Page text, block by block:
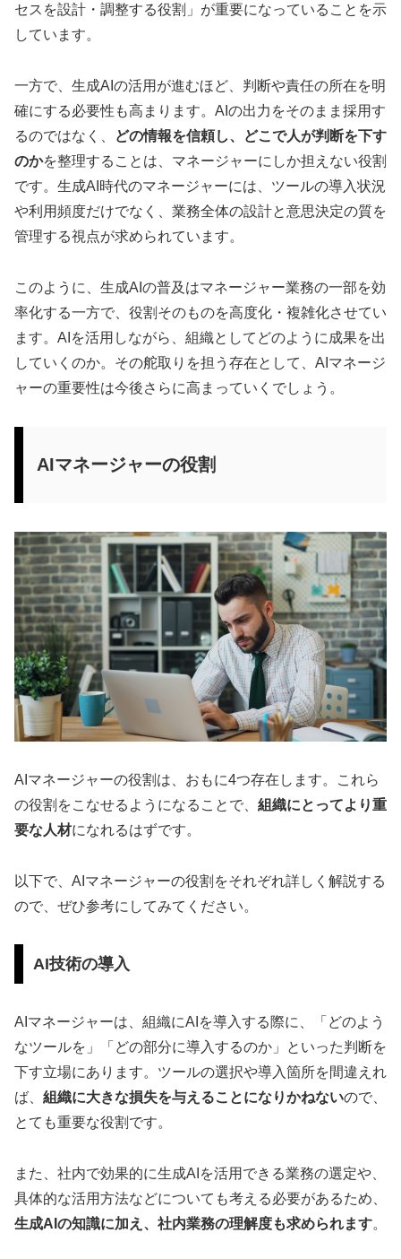
セスを設計・調整する役割」が重要になっていることを示
しています。
一方で、生成AIの活用が進むほど、判断や責任の所在を明
確にする必要性も高まります。AIの出力をそのまま採用す
るのではなく、
どの情報を信頼し、どこで人が判断を下す
のかを整理することは、マネージャーにしか担えない役割
です。生成AI時代のマネージャーには、ツールの導入状況
や利用頻度だけでなく、業務全体の設計と意思決定の質を
管理する視点が求められています。
このように、生成AIの普及はマネージャー業務の一部を効
率化する一方で、役割そのものを高度化・複雑化させてい
ます。AIを活用しながら、組織としてどのように成果を出
していくのか。その舵取りを担う存在として、AIマネージ
ャーの重要性は今後さらに高まっていくでしょう。
AIマネージャーの役割
AIマネージャーの役割は、おもに4つ存在します。これら
の役割をこなせるようになることで、 組織にとってより重
要な人材になれるはずです。
以下で、AIマネージャーの役割をそれぞれ詳しく解説する
ので、ぜひ参考にしてみてください。
AI技術の導入
AIマネージャーは、組織にAIを導入する際に、「どのよう
なツールを」「どの部分に導入するのか」といった判断を
下す立場にあります。ツールの選択や導入箇所を間違えれ
ば、 組織に大きな損失を与えることになりかねないので、
とても重要な役割です。
また、社内で効果的に生成AIを活用できる業務の選定や、
具体的な活用方法などについても考える必要があるため、
生成AIの知識に加え、社内業務の理解度も求められます。